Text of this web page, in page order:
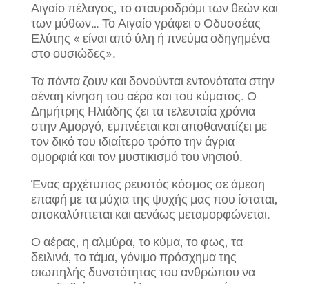
Αιγαίο πέλαγος, το σταυροδρόμι των θεών και
των μύθων… Το Αιγαίο γράφει ο Οδυσσέας
Ελύτης « είναι από ύλη ή πνεύμα οδηγημένα
στο ουσιώδες».
Τα πάντα ζουν και δονούνται εντονότατα στην
αέναη κίνηση του αέρα και του κύματος. Ο
Δημήτρης Ηλιάδης ζει τα τελευταία χρόνια
στην Αμοργό, εμπνέεται και αποθανατίζει με
τον δικό του ιδιαίτερο τρόπο την άγρια
ομορφιά και τον μυστικισμό του νησιού.
Ένας αρχέτυπος ρευστός κόσμος σε άμεση
επαφή με τα μύχια της ψυχής μας που ίσταται,
αποκαλύπτεται και αενάως μεταμορφώνεται.
Ο αέρας, η αλμύρα, το κύμα, το φως, τα
δειλινά, το τάμα, γόνιμο πρόσχημα της
σιωπηλής δυνατότητας του ανθρώπου να